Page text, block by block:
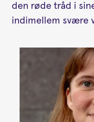
den røde tråd i
indimellem svære